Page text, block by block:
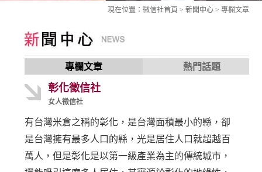
現在位置： 徵信社首頁 > 新聞中心 > 專欄文章
專欄文章 熱門話題
彰化徵信社
女人徵信社
有台灣米倉之稱的彰化，是台灣面積最小的縣，卻
是台灣擁有最多人口的縣，光是居住人口就超越百
萬人，但是彰化是以第一級產業為主的傳統城市，